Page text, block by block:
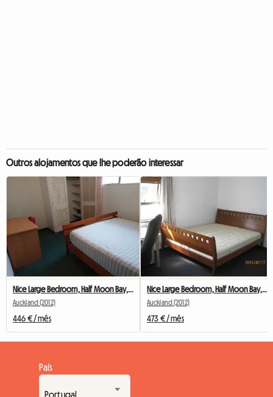
Outros alojamentos que lhe poderão interessar
Auckland (2012)
446 € / mês
Auckland (2012)
473 € / mês
País